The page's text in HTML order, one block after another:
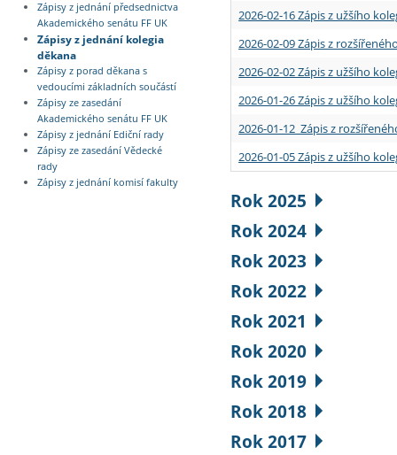
Zápisy z jednání předsednictva
Akademického senátu FF UK
Zápisy z jednání kolegia
děkana
Zápisy z porad děkana s
vedoucími základních součástí
Zápisy ze zasedání
Akademického senátu FF UK
Zápisy z jednání Ediční rady
Zápisy ze zasedání Vědecké
rady
Zápisy z jednání komisí fakulty
2026-02-16 Zápis z užšího
2026-02-09 Zápis z
2026-02-02 Zápis z užšího
2026-01-26 Zápis z užšího
2026-01-12 Zápis z
2026-01-05 Zápis z užšího
Rok 2025
Rok 2024
Rok 2023
Rok 2022
Rok 2021
Rok 2020
Rok 2019
Rok 2018
Rok 2017